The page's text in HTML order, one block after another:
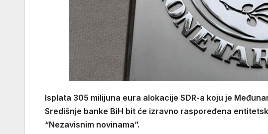
Isplata 305 milijuna eura alokacije SDR-a koju je
Središnje banke BiH bit će izravno raspoređena
“Nezavisnim novinama”.